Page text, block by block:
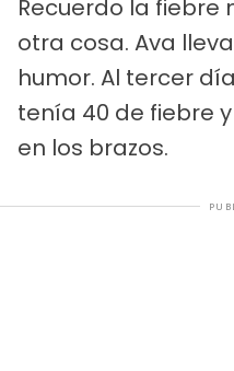
Recuerdo la fiebre
otra cosa. Ava
humor. Al tercer
tenía 40 de fiebre
en los brazos.